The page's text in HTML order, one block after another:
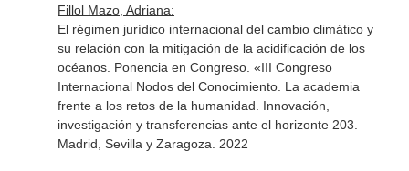
Fillol Mazo, Adriana:
El régimen jurídico internacional del cambio climático y
su relación con la mitigación de la acidificación de los
océanos. Ponencia en Congreso. «III Congreso
Internacional Nodos del Conocimiento. La academia
frente a los retos de la humanidad. Innovación,
investigación y transferencias ante el horizonte 203.
Madrid, Sevilla y Zaragoza. 2022